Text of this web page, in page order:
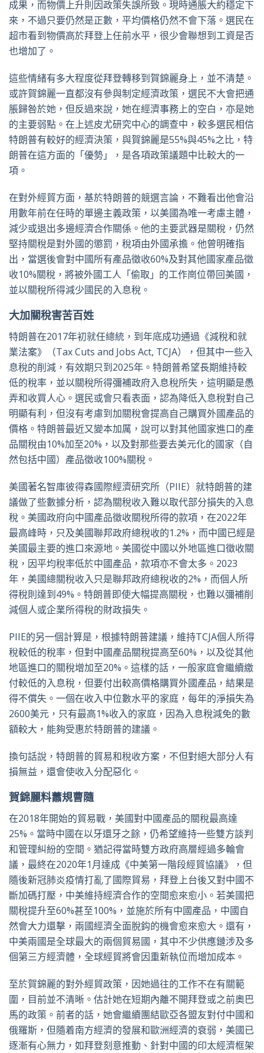
成果，而物價上升則因政策失誤所致。現時通脹大約穩定下
來，不過只要仍然是正數，平均價格仍然不會下落。選民在
超市看到物價高於拜登上任前水平，很少會聯想到工資是否
也增加了。
這些情緒有多大程度從拜登轉移到賀錦麗身上，並不清楚。
或許賀錦麗一直都沒有參與制定經濟政策，選民不大會把通
脹歸咎於她，但反過來說，她在經濟事務上的空白，亦是她
的主要弱點。在上述皮尤研究中心的調查中，較多選民相信
特朗普有較好的經濟決策，與賀錦麗是55%與45%之比，特
朗普在這方面的「優勢」，是各項政策議題中比較大的一
項。
在對外經貿方面，基於特朗普的競選言論，不難看出他會沿
用數年前在任時的單邊主義政策，以美國為唯一考慮主體，
減少或退出多邊經濟合作關係。他的主要武器是關稅，仍然
堅持關稅是對外國的懲罰，稅項由外國承擔。他曾明確指
出，當選後會對中國所有產品徵收60%及對其他國家產品徵
收10%關稅，將被外國工人「偷取」的工作崗位帶回美國，
並以關稅所得減少國民的入息稅。
大加關稅害苦百姓
特朗普在2017年初就任總統，到年底成功通過《減稅和就
業法案》（Tax Cuts and Jobs Act, TCJA），但其中一些入
息稅的削減，有效期只到2025年。特朗普希望長期維持較
低的稅率，並以關稅所得彌補政府入息稅所失，這明顯是愚
弄和收買人心。選民或會只看表面，認為降低入息稅對自己
明顯有利，但沒有考慮到加關稅會提高自己購買外國產品的
價格。特朗普最近又變本加厲，說可以對其他國家進口的產
品關稅由10%加至20%，以及對那些要去美元化的國家（自
然包括中國）產品徵收100%關稅。
美國著名智庫彼得森國際經濟研究所（PIIE）就特朗普的建
議做了些數據分析，認為關稅收入難以取代部分損失的入息
稅。美國政府向中國產品徵收關稅所得的款項，在2022年
最高峰時，只及美國聯邦政府總稅收的1.2%，而中國已經是
美國最主要的進口來源地。美國從中國以外地區進口徵收關
稅，因平均稅率低於中國產品，款項亦不會太多。2023
年，美國總關稅收入只是聯邦政府總稅收的2%，而個人所
得稅則達到49%。特朗普即使大幅提高關稅，也難以彌補削
減個人或企業所得稅的財政損失。
PIIE的另一個計算是，根據特朗普建議，維持TCJA個人所得
稅較低的稅率，但對中國產品關稅提高至60%，以及從其他
地區進口的關稅增加至20%。這樣的話，一般家庭會繼續繳
付較低的入息稅，但要付出較高價格購買外國產品，結果是
得不償失。一個在收入中位數水平的家庭，每年的淨損失為
2600美元，只有最高1%收入的家庭，因為入息稅減免的數
額較大，能夠受惠於特朗普的建議。
換句話說，特朗普的貿易和稅收方案，不但對絕大部分人有
損無益，還會使收入分配惡化。
賀錦麗料蕭規曹隨
在2018年開始的貿易戰，美國對中國產品的關稅最高達
25%。當時中國在以牙還牙之餘，仍希望維持一些雙方談判
和管理糾紛的空間。猶記得當時雙方政府高層經過多輪會
議，最終在2020年1月達成《中美第一階段經貿協議》，但
隨後新冠肺炎疫情打亂了國際貿易，拜登上台後又對中國不
斷加碼打壓，中美維持經濟合作的空間愈來愈小。若美國把
關稅提升至60%甚至100%，並施於所有中國產品，中國自
然會大力還擊，兩國經濟全面脫鈎的機會愈來愈大。還有，
中美兩國是全球最大的兩個貿易國，其中不少供應鏈涉及多
個第三方經濟體，全球經貿將會因重新執位而增加成本。
至於賀錦麗的對外經貿政策，因她過往的工作不在有關範
圍，目前並不清晰。估計她在短期內離不開拜登或之前奧巴
馬的政策。前者的話，她會繼續團結歐亞各盟友對付中國和
俄羅斯，但隨着南方經濟的發展和歐洲經濟的衰弱，美國已
逐漸有心無力，如拜登刻意推動、針對中國的印太經濟框架